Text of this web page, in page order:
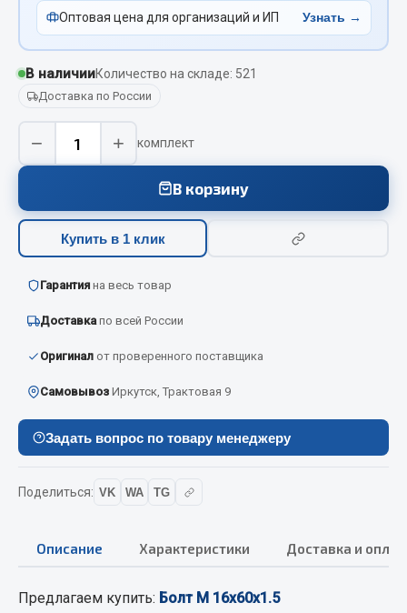
Аксессуары автомобильные
Аптечки и знаки автомобильные
Показать ещё
Смазочные материалы
Масла
Охладжающие жидкости
МЕТИЗЫ
Пресс-масленки
Пружины
Оптовая цена для организаций и ИП Узнать →
В наличииКоличество на складе: 521
Доставка по России
− + комплект
В корзину
Купить в 1 клик
Гарантия на весь товар
Доставкапо всей России
Оригинал от проверенного поставщика
Самовывоз Иркутск, Трактовая 9
Задать вопрос по товару менеджеру
Поделиться: VK WA TG
Описание Характеристики Доставка и
Предлагаем купить: Болт М 16х60х1.5